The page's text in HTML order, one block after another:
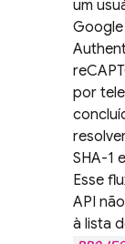
um
Google
por
SHA-1
Esse
API
à lista